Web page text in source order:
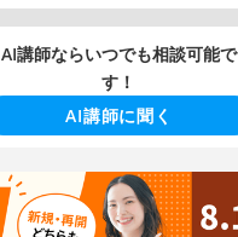
AI講師ならいつでも相談可能で
す！
AI講師に聞く